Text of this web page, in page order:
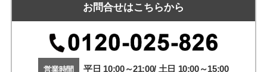
お問合せはこちらから
営業時間 平日 10:00～21:00/ 土日 10:00～15:00